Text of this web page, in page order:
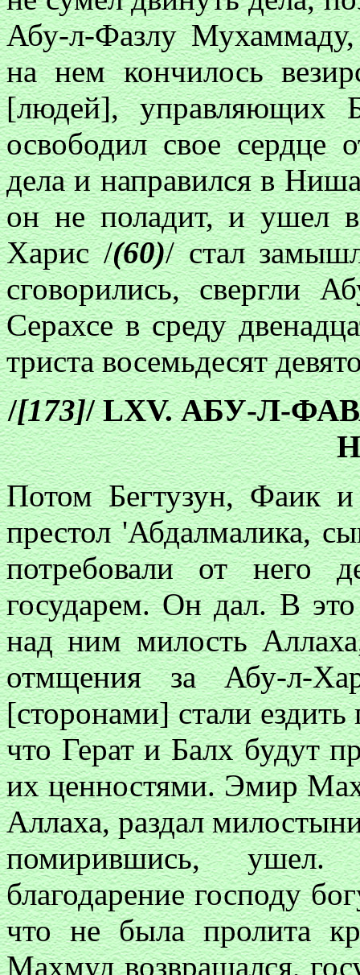
Абу-л-Фазлу
на нем кончилось
[людей], управляющих
освободил свое сердце
дела и направился в
он не поладит, и ушел
Харис /(60)/ стал
сговорились, свергли
Серахсе в среду
триста восемьдесят
/[173]/ LXV. АБУ-Л-
Потом Бегтузун, Фаик
престол 'Абдалмалика,
потребовали от него
государем. Он дал. В
над ним милость
отмщения за Абу-л-
[сторонами] стали
что Герат и Балх будут
их ценностями. Эмир
Аллаха, раздал
помирившись, ушел.
благодарение господу
что не была пролита
Махмуд возвращался,